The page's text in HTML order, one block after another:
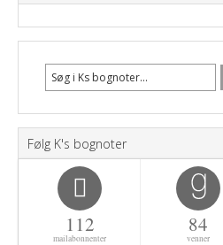
Følg K's bognoter
112
mailabonnenter
84
venner